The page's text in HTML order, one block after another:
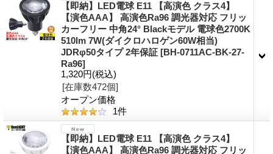
【即納】LED電球 E11 【高演色 クラス4】
【演色AAA】 高演色Ra96 調光器対応 フリッ
カーフリー 中角24° Blackモデル 電球色2700K
510lm 7W(ダイクロハロゲン60W相当)
JDRφ50タイプ 2年保証 [BH-0711AC-BK-27-
Ra96]
1,320円(税込)
[在庫数472個]
オープン価格
1件
【即納】LED電球 E11 【高演色 クラス4】
【演色AAA】 高演色Ra96 調光器対応 フリッ